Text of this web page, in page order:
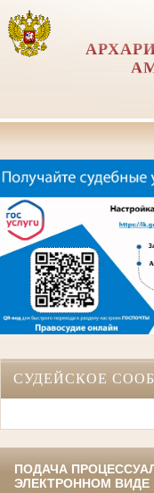
СУДЕЙСКОЕ
ПОДАЧА
ЭЛЕКТРОННОМ ВИДЕ